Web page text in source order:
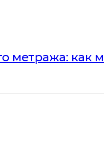
метража: как